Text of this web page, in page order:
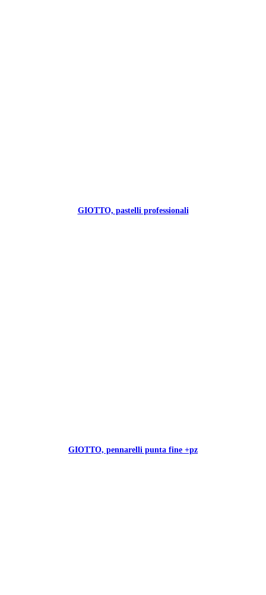
GIOTTO, pastelli professionali
GIOTTO, pennarelli punta fine +pz